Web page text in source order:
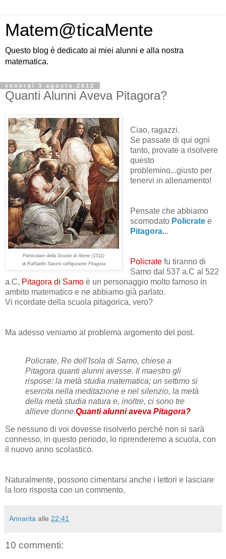
Matem@ticaMente
Questo blog è dedicato ai miei alunni e alla nostra
matematica.
venerdì 3 agosto 2012
Quanti Alunni Aveva Pitagora?
Particolare della Scuola di Atene (1511)
di Raffaello Sanzio raffigurante Pitagora
Ciao, ragazzi.
Se passate di qui ogni
tanto, provate a risolvere
questo
problemino...giusto per
tenervi in allenamento!
Pensate che abbiamo
scomodato Policratee
Pitagora...
Policratefu tiranno di
Samo dal 537 a.C al 522
a.C, Pitagora di Samo è un personaggio molto famoso in
ambito matematico e ne abbiamo già parlato.
Vi ricordate della scuola pitagorica, vero?
Ma adesso veniamo al problema argomento del post.
Policrate, Re dell'Isola di Samo, chiese a
Pitagora quanti alunni avesse. Il maestro gli
rispose: la metà studia matematica; un settimo si
esercita nella meditazione e nel silenzio, la metà
della metà studia natura e, inoltre, ci sono tre
allieve donne.Quanti alunni aveva Pitagora?
Se nessuno di voi dovesse risolverlo perché non si sarà
connesso, in questo periodo, lo riprenderemo a scuola, con
il nuovo anno scolastico.
Naturalmente, possono cimentarsi anche i lettori e lasciare
la loro risposta con un commento.
Annarita alle 22:41
10 commenti: